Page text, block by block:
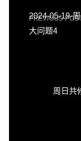
PREVIOUS
2024-05-19-
大问题4
周日共